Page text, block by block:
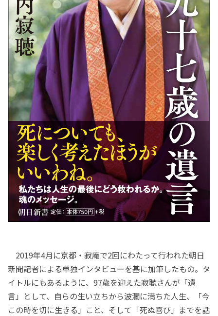
2019年4月に京都・寂庵で2回にわたって行われた朝日
新聞記者による単独インタビューを基に加筆したもの。タ
イトルにもあるように、97歳を迎えた寂聴さんが「遺
言」として、自らの生い立ちから波瀾に満ちた人生、「今
この時を切に生きる」こと、そして「死ぬ喜び」までを話